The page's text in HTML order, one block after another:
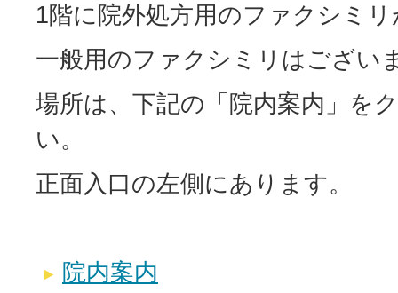
1階に院外処方用のファクシミ
一般用のファクシミリはござい
場所は、下記の「院内案内」を
い。
正面入口の左側にあります。
院内案内